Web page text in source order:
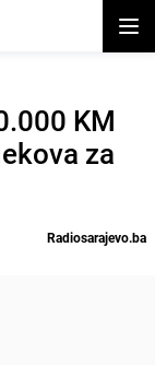
KM
za
Radiosarajevo.ba